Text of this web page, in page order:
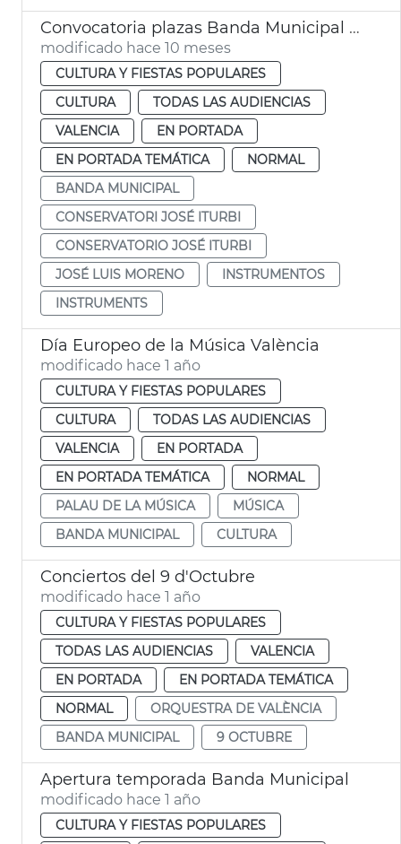
Convocatoria plazas Banda Municipal y Conservatorio Iturbi València
modificado hace 10 meses
CULTURA Y FIESTAS POPULARES
CULTURA
TODAS LAS AUDIENCIAS
VALENCIA
EN PORTADA
EN PORTADA TEMÁTICA
NORMAL
BANDA MUNICIPAL
CONSERVATORI JOSÉ ITURBI
CONSERVATORIO JOSÉ ITURBI
JOSÉ LUIS MORENO
INSTRUMENTOS
INSTRUMENTS
Día Europeo de la Música València
modificado hace 1 año
CULTURA Y FIESTAS POPULARES
CULTURA
TODAS LAS AUDIENCIAS
VALENCIA
EN PORTADA
EN PORTADA TEMÁTICA
NORMAL
PALAU DE LA MÚSICA
MÚSICA
BANDA MUNICIPAL
CULTURA
Conciertos del 9 d'Octubre
modificado hace 1 año
CULTURA Y FIESTAS POPULARES
TODAS LAS AUDIENCIAS
VALENCIA
EN PORTADA
EN PORTADA TEMÁTICA
NORMAL
ORQUESTRA DE VALÈNCIA
BANDA MUNICIPAL
9 OCTUBRE
Apertura temporada Banda Municipal
modificado hace 1 año
CULTURA Y FIESTAS POPULARES